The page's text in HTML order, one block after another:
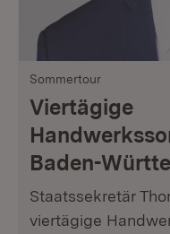
Sommertour
Viertägige
Baden-
Staatssekretär
viertägige